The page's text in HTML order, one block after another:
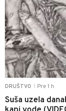
DRUŠTVO Pre 1 h
Suša uzela